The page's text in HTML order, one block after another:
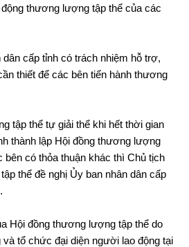
thương lượng tập thể của các
cấp tỉnh có trách nhiệm hỗ trợ,
thiết để các bên tiến hành thương
tập thể tự giải thể khi hết thời gian
thành lập Hội đồng thương lượng
có thỏa thuận khác thì Chủ tịch
thể đề nghị Ủy ban nhân dân cấp
Hội đồng thương lượng tập thể do
tổ chức đại diện người lao động tại